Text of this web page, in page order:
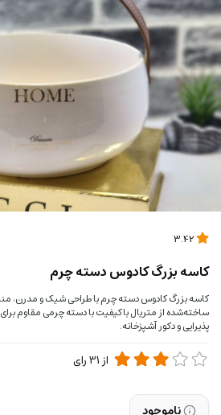
کاسه بزرگ کادوس دسته چرم
کاسه بزرگ کادوس دسته چرم با طراحی شیک و مدرن،
ساخته‌شده از متریال باکیفیت با دسته چرمی مقاوم
پذیرایی و دکور آشپزخانه.
از 31رای
ناموجود